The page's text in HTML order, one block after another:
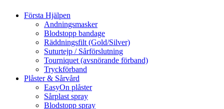
Första Hjälpen
Andningsmasker
Blodstopp bandage
Räddningsfilt (Gold/Silver)
Suturtejp / Sårförslutning
Tourniquet (avsnörande förband)
Tryckförband
Plåster & Sårvård
EasyOn plåster
Sårplast spray
Blodstopp spray